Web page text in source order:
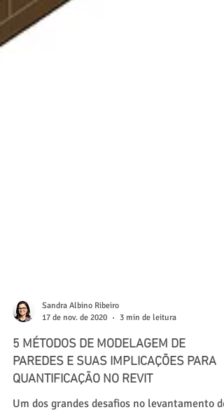
Sandra Albino Ribeiro
17 de nov. de 2020
3 min de leitura
5 MÉTODOS DE MODELAGEM DE
PAREDES E SUAS IMPLICAÇÕES PARA